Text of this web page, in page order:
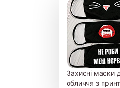
Захисні маски
обличчя з